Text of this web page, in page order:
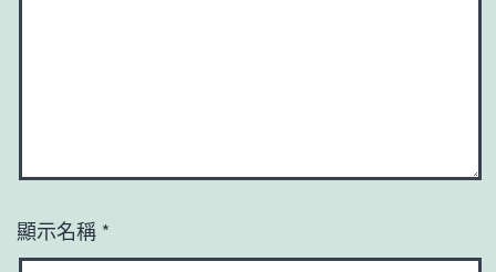
顯示名稱 *